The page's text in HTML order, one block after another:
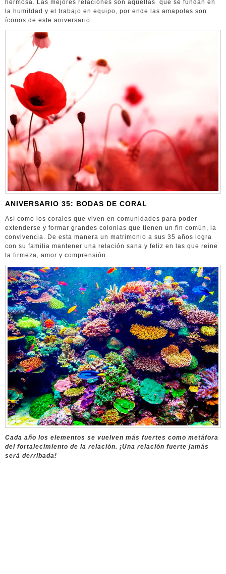
hermosa. Las mejores relaciones son aquellas que se fundan en
la humildad y el trabajo en equipo, por ende las amapolas son
íconos de este aniversario.
ANIVERSARIO 35: BODAS DE CORAL
Así como los corales que viven en comunidades para poder
extenderse y formar grandes colonias que tienen un fin común, la
convivencia. De esta manera un matrimonio a sus 35 años logra
con su familia mantener una relación sana y feliz en las que reine
la firmeza, amor y comprensión.
Cada año los elementos se vuelven más fuertes como metáfora
del fortalecimiento de la relación. ¡Una relación fuerte jamás
será derribada!